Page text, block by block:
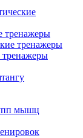
тренажеры
тренажеры
мышц